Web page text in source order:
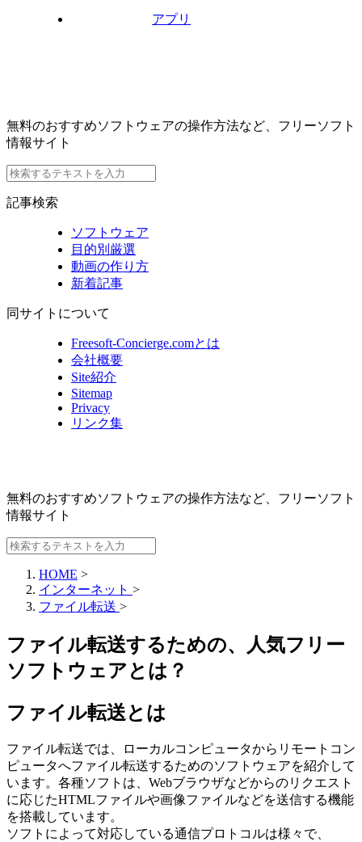
アプリ
無料のおすすめソフトウェアの操作方法など、フリーソフト
情報サイト
記事検索
ソフトウェア
目的別厳選
動画の作り方
新着記事
同サイトについて
Freesoft-Concierge.comとは
会社概要
Site紹介
Sitemap
Privacy
リンク集
無料のおすすめソフトウェアの操作方法など、 フリーソフト
情報サイト
HOME >
インターネット >
ファイル転送 >
ファイル転送するための、人気フリー
ソフトウェアとは？
ファイル転送とは
ファイル転送では、ローカルコンピュータからリモートコン
ピュータへファイル転送するためのソフトウェアを紹介して
います。各種ソフトは、Webブラウザなどからのリクエスト
に応じたHTMLファイルや画像ファイルなどを送信する機能
を搭載しています。
ソフトによって対応している通信プロトコルは様々で、